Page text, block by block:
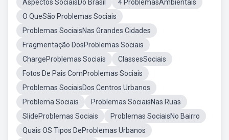
Aspectos SociaisDo Brasil
4 ProblemasAmbientais
O QueSão Problemas Sociais
Problemas SociaisNas Grandes Cidades
Fragmentação DosProblemas Sociais
ChargeProblemas Sociais
ClassesSociais
Fotos De Pais ComProblemas Sociais
Problemas SociaisDos Centros Urbanos
Problema Sociais
Problemas SociaisNas Ruas
SlideProblemas Sociais
Problemas SociaisNo Bairro
Quais OS Tipos DeProblemas Urbanos